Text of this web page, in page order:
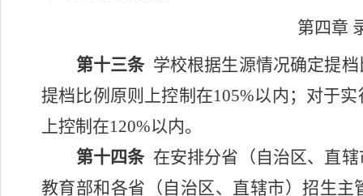
第四章
第十三条 学校根据生源情况确定提
提档比例原则上控制在105%以内；对于
上控制在120%以内。
第十四条 在安排分省（自治区、直
教育部和各省（自治区、直辖市）招生